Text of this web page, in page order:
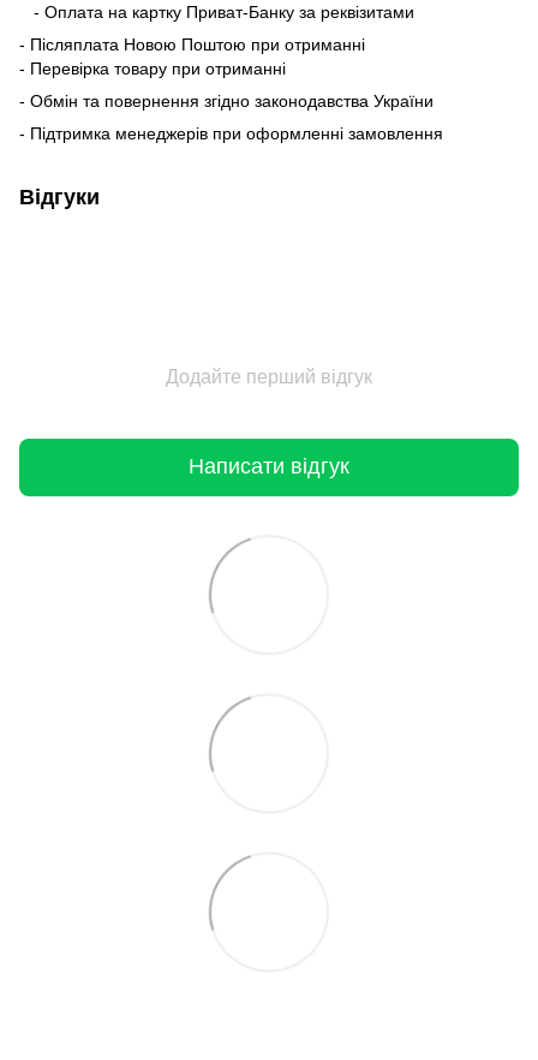
- Оплата на картку Приват-Банку за реквізитами
- Післяплата Новою Поштою при отриманні
- Перевірка товару при отриманні
- Обмін та повернення згідно законодавства України
- Підтримка менеджерів при оформленні замовлення
Відгуки
Додайте перший відгук
Написати відгук